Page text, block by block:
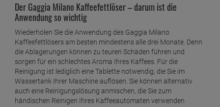
Der Gaggia Milano Kaffeefettlöser – darum ist die
Anwendung so wichtig
Wiederholen Sie die Anwendung des Gaggia Milano
Kaffeefettlösers am besten mindestens alle drei Monate. Denn
die Ablagerungen können zu teuren Schäden führen und
sorgen für ein schlechtes Aroma Ihres Kaffees. Für die
Reinigung ist lediglich eine Tablette notwendig, die Sie im
Wassertank Ihrer Maschine auflösen. Sie können alternativ
auch eine Reinigungslösung anmischen, die Sie zum
händischen Reinigen Ihres Kaffeeautomaten verwenden